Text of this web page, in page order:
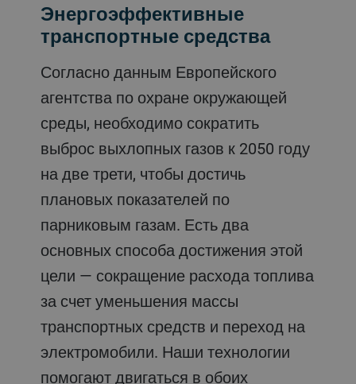
Энергоэффективные
транспортные средства
Согласно данным Европейского
агентства по охране окружающей
среды, необходимо сократить
выброс выхлопных газов к 2050 году
на две трети, чтобы достичь
плановых показателей по
парниковым газам. Есть два
основных способа достижения этой
цели — сокращение расхода топлива
за счет уменьшения массы
транспортных средств и переход на
электромобили. Наши технологии
помогают двигаться в обоих